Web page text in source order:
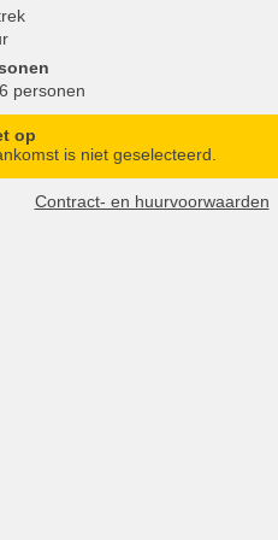
personen
op
is niet geselecteerd.
Contract- en huurvoorwaarden